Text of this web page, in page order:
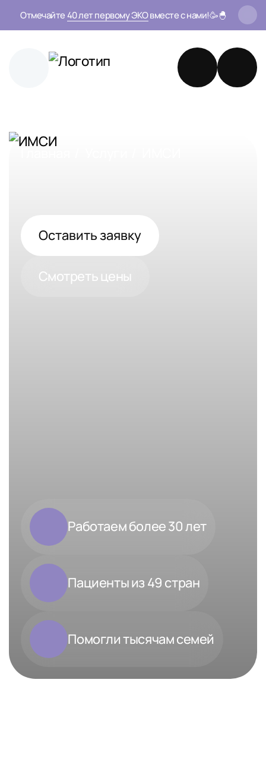
Отмечайте 40 лет первому ЭКОвместе с нами!🥳🐣
Главная
Оставить заявку
Смотреть цены
Работаем более 30 лет
Пациенты из 49 стран
Помогли тысячам семей